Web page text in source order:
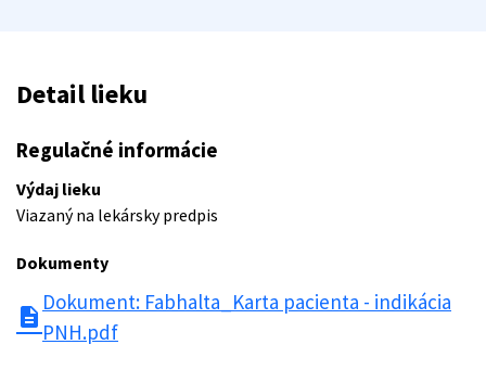
Detail lieku
Regulačné informácie
Výdaj lieku
Viazaný na lekársky predpis
Dokumenty
description
Dokument: Fabhalta_Karta pacienta - indikácia
PNH.pdf